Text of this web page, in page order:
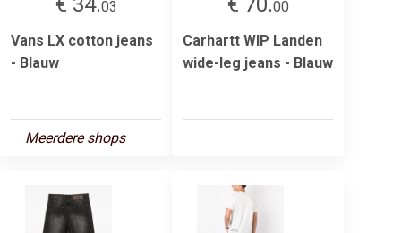
03
Vans LX cotton jeans
- Blauw
Meerdere shops
00
Carhartt WIP Landen
wide-leg jeans - Blauw